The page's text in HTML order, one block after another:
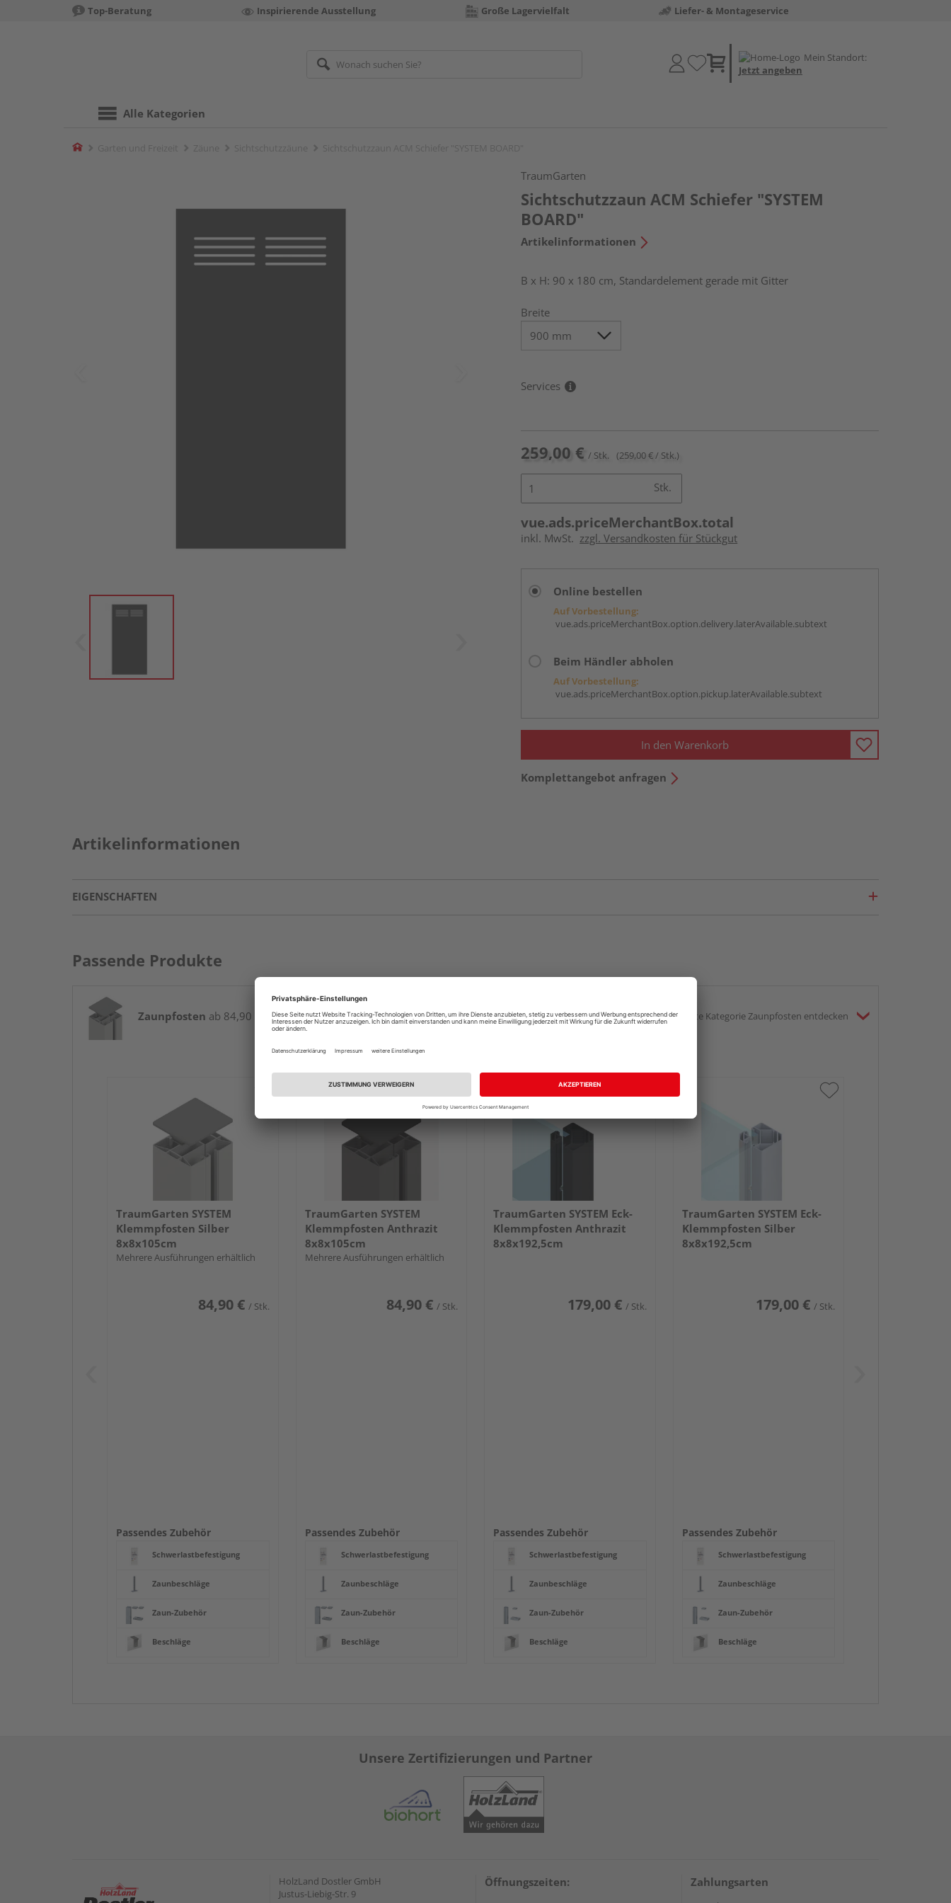
Top-Beratung Inspirierende Ausstellung Große Lagervielfalt Liefer- & Montageservice
Mein Standort:
Jetzt angeben
Alle Kategorien
Home
TraumGarten
Sichtschutzzaun ACM Schiefer "SYSTEM
BOARD"
Artikelinformationen
B x H: 90 x 180 cm, Standardelement gerade mit Gitter
Breite
Services
259,00 € / Stk. (259,00 € / Stk.)
Stk.
vue.ads.priceMerchantBox.total
inkl. MwSt. zzgl. Versandkosten für Stückgut
Online bestellen
Auf Vorbestellung:
vue.ads.priceMerchantBox.option.delivery.laterAvailable.subtext
Beim Händler abholen
Auf Vorbestellung:
vue.ads.priceMerchantBox.option.pickup.laterAvailable.subtext
In den Warenkorb
Komplettangebot anfragen
Artikelinformationen
EIGENSCHAFTEN
Passende Produkte
Zaunpfosten ab 84,90 € / Stk. gesamte Kategorie Zaunpfosten entdecken
TraumGarten SYSTEM
Klemmpfosten Silber
8x8x105cm
Mehrere Ausführungen erhältlich
84,90 € / Stk.
Passendes Zubehör
Schwerlastbefestigung
Zaunbeschläge
Zaun-Zubehör
Beschläge
TraumGarten SYSTEM
Klemmpfosten Anthrazit
8x8x105cm
Mehrere Ausführungen erhältlich
84,90 € / Stk.
Passendes Zubehör
Schwerlastbefestigung
Zaunbeschläge
Zaun-Zubehör
Beschläge
TraumGarten SYSTEM Eck-
Klemmpfosten Anthrazit
8x8x192,5cm
179,00 € / Stk.
Passendes Zubehör
Schwerlastbefestigung
Zaunbeschläge
Zaun-Zubehör
Beschläge
TraumGarten SYSTEM Eck-
Klemmpfosten Silber
8x8x192,5cm
179,00 € / Stk.
Passendes Zubehör
Schwerlastbefestigung
Zaunbeschläge
Zaun-Zubehör
Beschläge
Unsere Zertifizierungen und Partner
HolzLand Dostler GmbH
Justus-Liebig-Str. 9
Öffnungszeiten: Zahlungsarten